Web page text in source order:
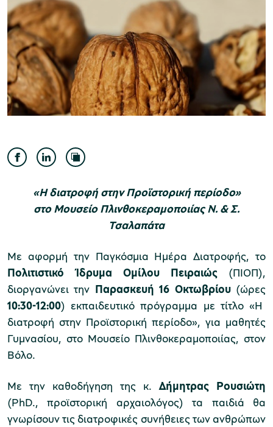
Μουσείο Ελιάς και Ελληνικού Λαδιού
Λέσβου
Μουσείο Πλινθοκεραμοποιίας N. & Σ.
Τσαλαπάτα
Μουσείο Μαρμαροτεχνίας
Μουσείο Περιβάλλοντος Στυμφαλίας
«Η διατροφή στην Προϊστορική περίοδο»
στο Μουσείο Πλινθοκεραμοποιίας Ν. & Σ.
Τσαλαπάτα
Με αφορμή την Παγκόσμια Ημέρα Διατροφής, το
Πολιτιστικό Ίδρυμα Ομίλου Πειραιώς (ΠΙΟΠ),
διοργανώνει την Παρασκευή 16 Οκτωβρίου (ώρες
10:30-12:00) εκπαιδευτικό πρόγραμμα με τίτλο «Η
διατροφή στην Προϊστορική περίοδο», για μαθητές
Γυμνασίου, στο Μουσείο Πλινθοκεραμοποιίας, στον
Βόλο.
Με την καθοδήγηση της κ.Δήμητρας Ρουσιώτη
(PhD., προϊστορική αρχαιολόγος) τα παιδιά θα
γνωρίσουν τις διατροφικές συνήθειες των ανθρώπων